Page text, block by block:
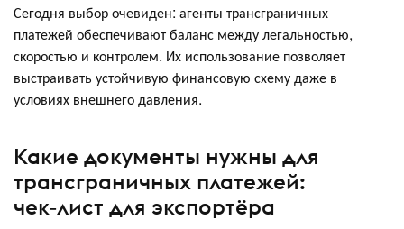
Сегодня выбор очевиден: агенты трансграничных
платежей обеспечивают баланс между легальностью,
скоростью и контролем. Их использование позволяет
выстраивать устойчивую финансовую схему даже в
условиях внешнего давления.
Какие документы нужны для
трансграничных платежей:
чек‑лист для экспортёра